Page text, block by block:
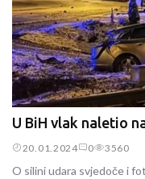
U BiH vlak naletio
20.01.2024 0 3560
O silini udara svjedoče i